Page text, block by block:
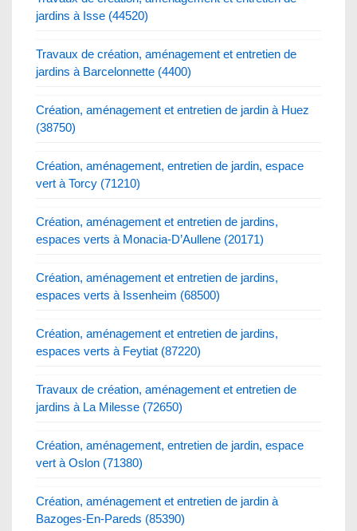
jardins à Isse (44520)
Travaux de création, aménagement et entretien de
jardins à Barcelonnette (4400)
Création, aménagement et entretien de jardin à Huez
(38750)
Création, aménagement, entretien de jardin, espace
vert à Torcy (71210)
Création, aménagement et entretien de jardins,
espaces verts à Monacia-D’Aullene (20171)
Création, aménagement et entretien de jardins,
espaces verts à Issenheim (68500)
Création, aménagement et entretien de jardins,
espaces verts à Feytiat (87220)
Travaux de création, aménagement et entretien de
jardins à La Milesse (72650)
Création, aménagement, entretien de jardin, espace
vert à Oslon (71380)
Création, aménagement et entretien de jardin à
Bazoges-En-Pareds (85390)